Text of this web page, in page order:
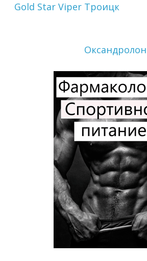
Gold Star Viper Троицк